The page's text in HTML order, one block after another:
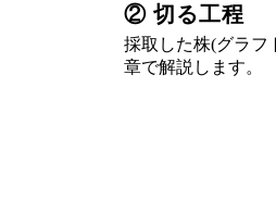
② 切る工程
採取した株(グラフ
章で解説します。